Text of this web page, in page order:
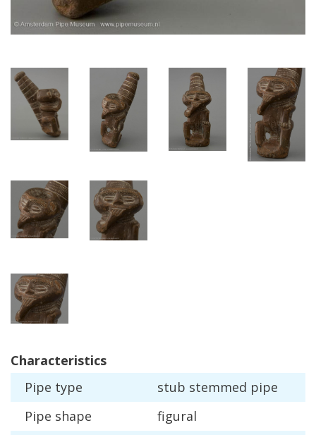
Characteristics
Pipe type stub stemmed pipe
Pipe shape
figural